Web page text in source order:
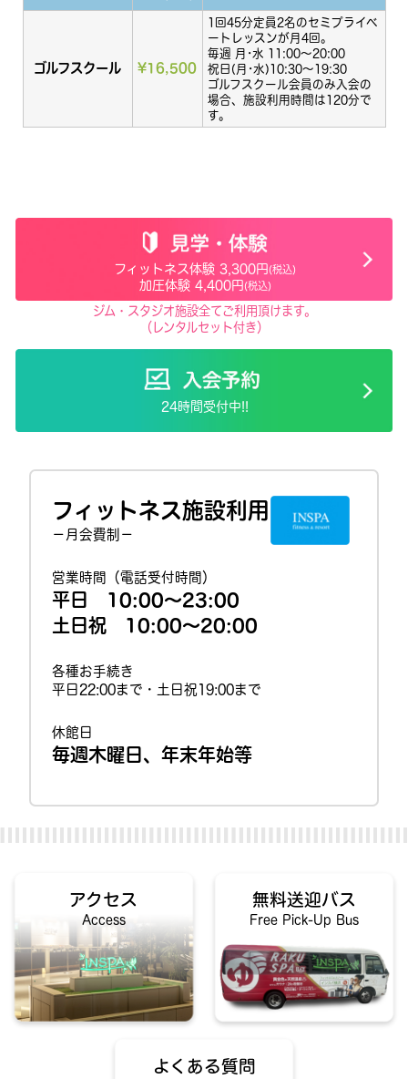
ゴルフスクール ¥16,500
1回45分定員2名のセミプライベ
ートレッスンが月4回。
毎週 月･水 11:00〜20:00
祝日(月･水)10:30〜19:30
ゴルフスクール会員のみ入会の
場合、施設利用時間は120分で
す。
フィットネス体験 3,300円(税込)
加圧体験 4,400円(税込)
ジム・スタジオ施設全てご利用頂けます。
（レンタルセット付き）
24時間受付中!!
フィットネス施設利用
－月会費制－
営業時間（電話受付時間）
平日 10:00～23:00
土日祝 10:00～20:00
各種お手続き
平日22:00まで・土日祝19:00まで
休館日
毎週木曜日、年末年始等
アクセス
Access
無料送迎バス
Free Pick-Up Bus
よくある質問